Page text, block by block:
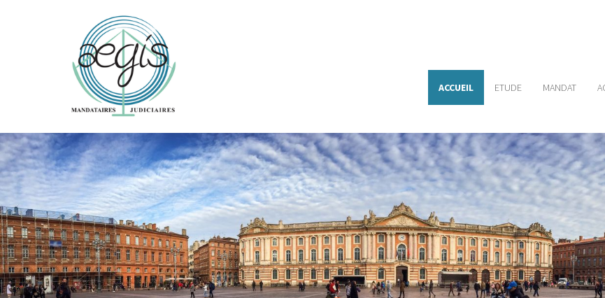
ACCUEIL ETUDE MANDAT